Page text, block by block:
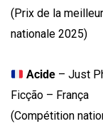
(Prix de la
nationale 2025)
Acide – Just
Ficção – França
(Compétition